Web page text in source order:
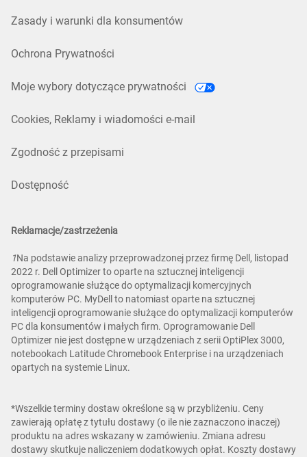
Zasady i warunki dla konsumentów
Ochrona Prywatności
Moje wybory dotyczące prywatności
Cookies, Reklamy i wiadomości e-mail
Zgodność z przepisami
Dostępność
Reklamacje/zastrzeżenia
1Na podstawie analizy przeprowadzonej przez firmę Dell, listopad
2022 r. Dell Optimizer to oparte na sztucznej inteligencji
oprogramowanie służące do optymalizacji komercyjnych
komputerów PC. MyDell to natomiast oparte na sztucznej
inteligencji oprogramowanie służące do optymalizacji komputerów
PC dla konsumentów i małych firm. Oprogramowanie Dell
Optimizer nie jest dostępne w urządzeniach z serii OptiPlex 3000,
notebookach Latitude Chromebook Enterprise i na urządzeniach
opartych na systemie Linux.
*Wszelkie terminy dostaw określone są w przybliżeniu. Ceny
zawierają opłatę z tytułu dostawy (o ile nie zaznaczono inaczej)
produktu na adres wskazany w zamówieniu. Zmiana adresu
dostawy skutkuje naliczeniem dodatkowych opłat. Koszty dostawy